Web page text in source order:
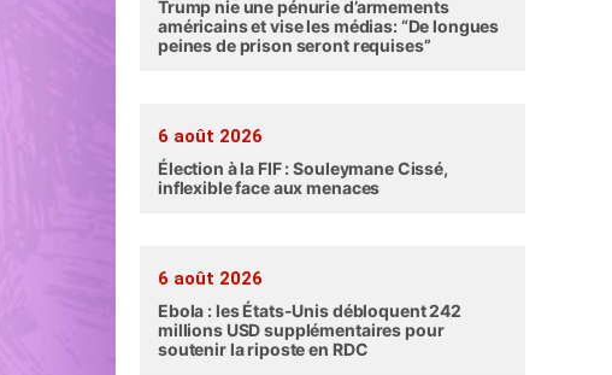
Trump nie une pénurie d’armements
américains et vise les médias: “De longues
peines de prison seront requises”
6 août 2026
Élection à la FIF : Souleymane Cissé,
inflexible face aux menaces
6 août 2026
Ebola : les États-Unis débloquent 242
millions USD supplémentaires pour
soutenir la riposte en RDC